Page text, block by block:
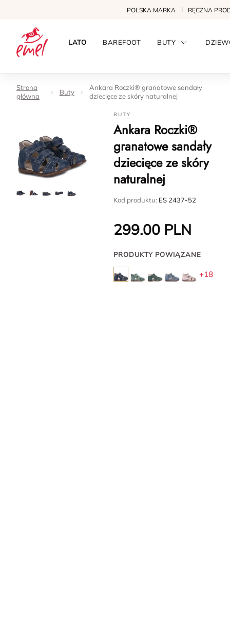
POLSKA MARKA RĘCZNA
LATO BAREFOOT BUTY
Strona
główna
Buty
Ankara Roczki® granatowe sandały
dziecięce ze skóry naturalnej
BUTY
Ankara Roczki®
granatowe sandały
dziecięce ze skóry
naturalnej
Kod produktu: ES 2437-52
299.00 PLN
PRODUKTY POWIĄZANE
+18